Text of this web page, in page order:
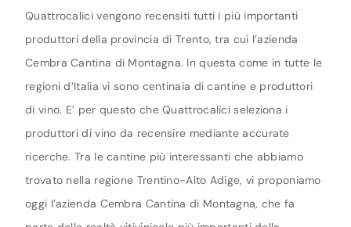
Quattrocalici vengono recensiti tutti i più importanti
produttori della provincia di Trento, tra cui l’azienda
Cembra Cantina di Montagna. In questa come in tutte le
regioni d’Italia vi sono centinaia di cantine e produttori
di vino. E’ per questo che Quattrocalici seleziona i
produttori di vino da recensire mediante accurate
ricerche. Tra le cantine più interessanti che abbiamo
trovato nella regione Trentino-Alto Adige, vi proponiamo
oggi l’azienda Cembra Cantina di Montagna, che fa